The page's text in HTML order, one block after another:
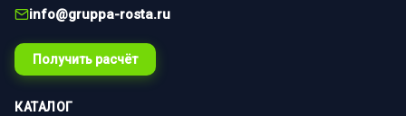
info@gruppa-rosta.ru
Получить расчёт
КАТАЛОГ